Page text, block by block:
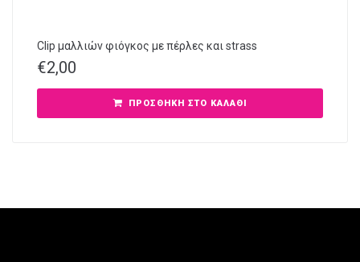
Clip μαλλιών φιόγκος με πέρλες και strass
€2,00
ΠΡΟΣΘΉΚΗ ΣΤΟ ΚΑΛΆΘΙ